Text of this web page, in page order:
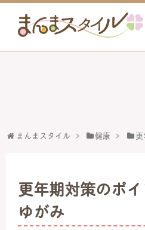
まんまスタイル 健康
更年期対策のポ
ゆがみ